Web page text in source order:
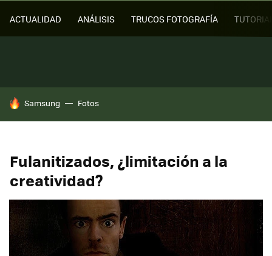
ACTUALIDAD ANÁLISIS TRUCOS FOTOGRAFÍA
HOY SE HABLA DE
Samsung Fotos
Fulanitizados, ¿limitación a la
creatividad?